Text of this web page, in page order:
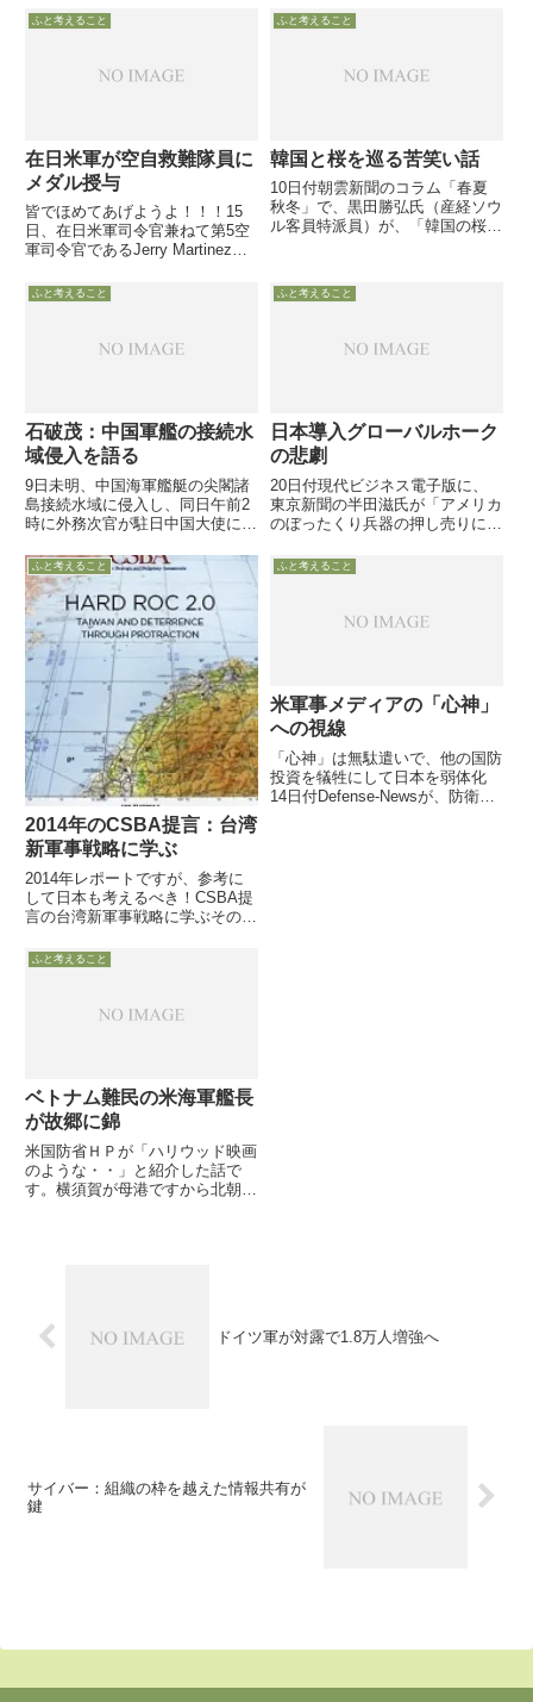
レゼンしています
推進に「豪腕」を振るった石破
茂・元防衛大臣も招待された模様
でその思いを語っていますご存
ふと考えること
在日米軍が空自救難隊員に
メダル授与
皆でほめてあげようよ！！！15
日、在日米軍司令官兼ねて第5空
軍司令官であるJerry Martinez空
からはるばる沖縄の航空自衛隊那
覇基地に赴き、米空軍F-15C戦闘
ロットを救出...
ふと考えること
韓国と桜を巡る苦笑い話
10日付朝雲新聞のコラム「春夏
秋冬」で、黒田勝弘氏（産経ソウ
ル客員特派員）が、「韓国の桜」
に類する話の一つですが・・・
ふと考えること
石破茂：中国軍艦の接続水
域侵入を語る
9日未明、中国海軍艦艇の尖閣諸
島接続水域に侵入し、同日午前2
時に外務次官が駐日中国大使に抗
タートし、日本が大きな動きをと
れないと見ての動きか、単にアジ
ア安全保障会議での対中態勢や近
日実施予定の日米印海軍演習へ
の...
ふと考えること
日本導入グローバルホーク
の悲劇
20日付現代ビジネス電子版に、
東京新聞の半田滋氏が「アメリカ
のぼったくり兵器の押し売りに、
トルで寄稿しています。半田氏に
反感を持つ防衛省職員や自衛隊員
恣意的に誇張した推測や憶測や
ふと考えること
2014年のCSBA提言：台湾
新軍事戦略に学ぶ
2014年レポートですが、参考に
して日本も考えるべき！CSBA提
言の台湾新軍事戦略に学ぶその
空軍へ→その３：各論：陸軍と新
分野→CSBAの台湾への提言総論
で今後国防費を増加しても...
ふと考えること
米軍事メディアの「心神」
への視線
「心神」は無駄遣いで、他の国防
投資を犠牲にして日本を弱体化
14日付Defense-Newsが、防衛省
ふと考えること
ベトナム難民の米海軍艦長
が故郷に錦
米国防省ＨＰが「ハリウッド映画
のような・・」と紹介した話で
す。横須賀が母港ですから北朝鮮
ドイツ軍が対露で1.8万人増強へ
サイバー：組織の枠を越えた情報共有が
鍵